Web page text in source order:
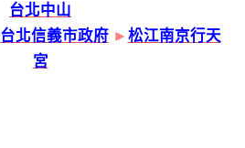
台北中山
台北信義市政府► 松江南京行天
宮